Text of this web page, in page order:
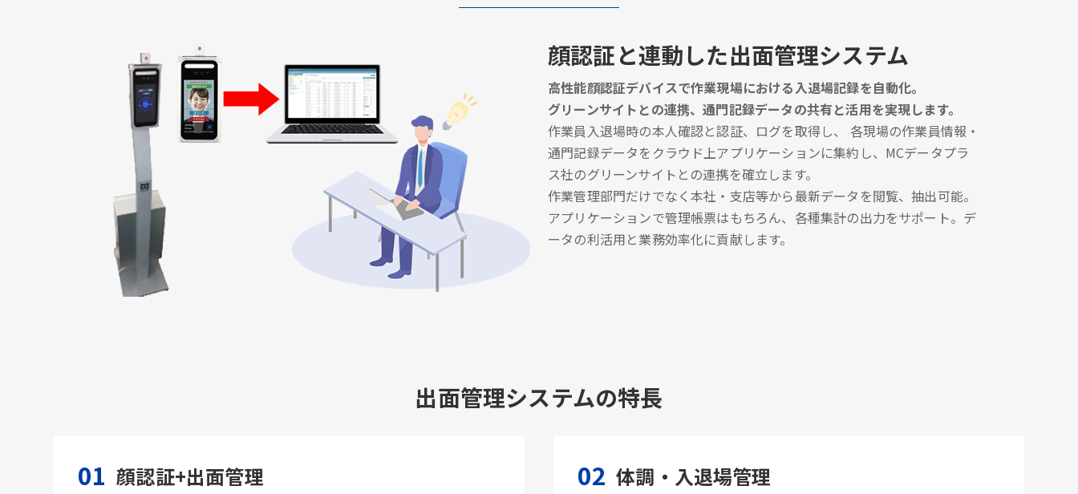
顔認証と連動した出面管理システム
高性能顔認証デバイスで作業現場における入退場記録を自動化。
グリーンサイトとの連携、通門記録データの共有と活用を実現します。
作業員入退場時の本人確認と認証、ログを取得し、 各現場の作業員情報・
通門記録データをクラウド上アプリケーションに集約し、MCデータプラ
ス社のグリーンサイトとの連携を確立します。
作業管理部門だけでなく本社・支店等から最新データを閲覧、抽出可能。
アプリケーションで管理帳票はもちろん、各種集計の出力をサポート。デ
ータの利活用と業務効率化に貢献します。
出面管理システムの特長
01 顔認証+出面管理 02 体調・入退場管理